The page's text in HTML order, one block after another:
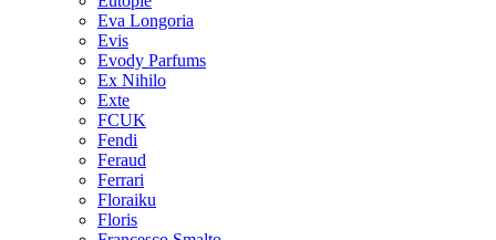
Eva Longoria
Evis
Evody Parfums
Ex Nihilo
Exte
FCUK
Fendi
Feraud
Ferrari
Floraiku
Floris